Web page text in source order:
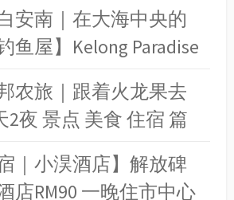
安南｜在大海中央的
鱼屋】Kelong Paradise
农旅｜跟着火龙果去
2夜 景点 美食 住宿 篇
｜小淏酒店】解放碑
店RM90 一晚住市中心